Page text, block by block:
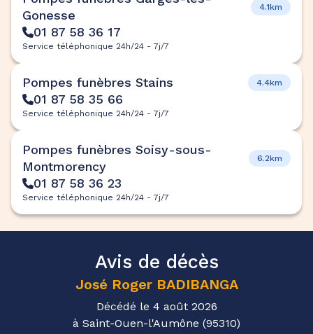
Gonesse
4.1km
01 87 58 36 17
Service téléphonique 24h/24 - 7j/7
Pompes funèbres Stains 4.4km
01 87 58 35 66
Service téléphonique 24h/24 - 7j/7
Pompes funèbres Soisy-sous-
Montmorency
6.2km
01 87 58 36 23
Service téléphonique 24h/24 - 7j/7
Avis de décès
José Roger BADIBANGA
Décédé le 4 août 2026
à Saint-Ouen-l'Aumône (95310)